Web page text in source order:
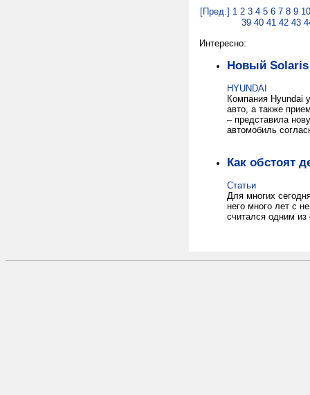
[Пред.] 1 2 3 4 5 6 7 8 9 10
39 40 41 42 43
Интересно:
Новый Solaris
HYUNDAI
Компания Hyundai
авто, а также
– представила
автомобиль
Как обстоят
Статьи
Для многих
него много лет с
считался одним